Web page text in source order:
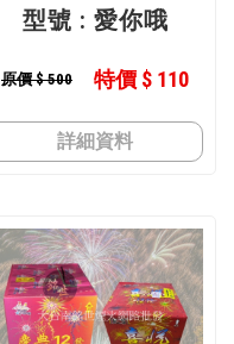
型號 : 愛你哦
原價 $ 500 特價 $ 110
詳細資料